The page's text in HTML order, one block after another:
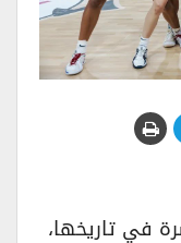
في تاريخها،